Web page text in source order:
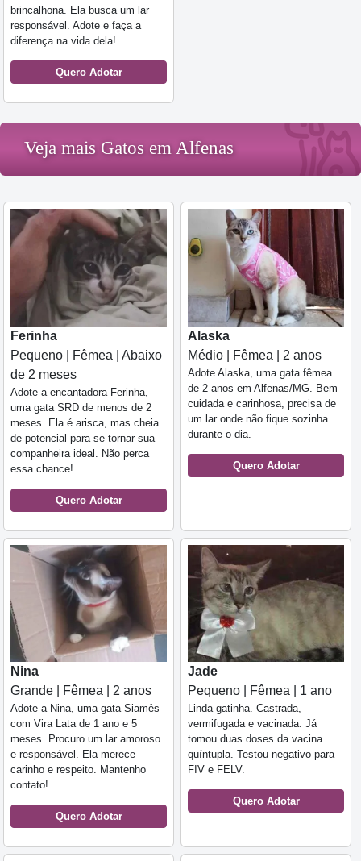
brincalhona. Ela busca um lar
responsável. Adote e faça a
diferença na vida dela!
Quero Adotar
Veja mais Gatos em Alfenas
Ferinha
Pequeno | Fêmea | Abaixo
de 2 meses
Adote a encantadora Ferinha,
uma gata SRD de menos de 2
meses. Ela é arisca, mas cheia
de potencial para se tornar sua
companheira ideal. Não perca
essa chance!
Quero Adotar
Alaska
Médio | Fêmea | 2 anos
Adote Alaska, uma gata fêmea
de 2 anos em Alfenas/MG. Bem
cuidada e carinhosa, precisa de
um lar onde não fique sozinha
durante o dia.
Quero Adotar
Nina
Grande | Fêmea | 2 anos
Adote a Nina, uma gata Siamês
com Vira Lata de 1 ano e 5
meses. Procuro um lar amoroso
e responsável. Ela merece
carinho e respeito. Mantenho
contato!
Quero Adotar
Jade
Pequeno | Fêmea | 1 ano
Linda gatinha. Castrada,
vermifugada e vacinada. Já
tomou duas doses da vacina
quíntupla. Testou negativo para
FIV e FELV.
Quero Adotar